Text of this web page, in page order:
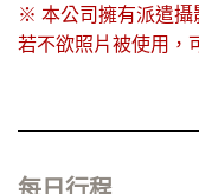
※ 本公司擁有派遣攝
若不欲照片被使用，